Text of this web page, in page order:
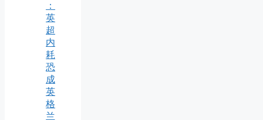
：
英
超
内
耗
恐
成
英
格
兰